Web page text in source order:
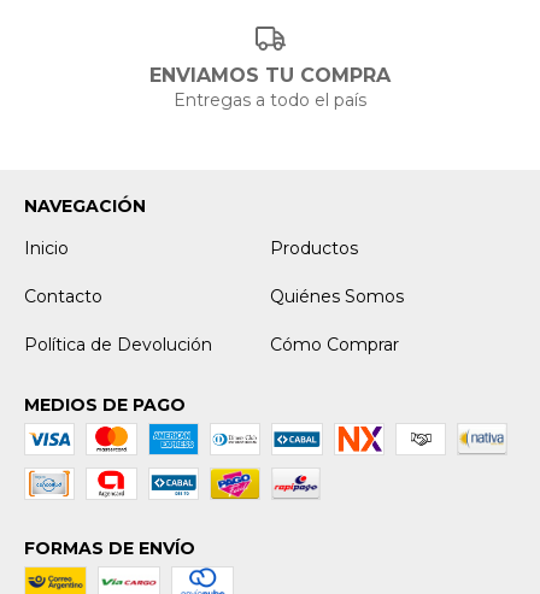
ENVIAMOS TU COMPRA
Entregas a todo el país
NAVEGACIÓN
Inicio
Productos
Contacto Quiénes Somos
Política de Devolución Cómo Comprar
MEDIOS DE PAGO
FORMAS DE ENVÍO